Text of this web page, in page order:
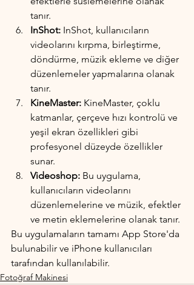
tanır.
InShot: InShot, kullanıcıların
videolarını kırpma, birleştirme,
döndürme, müzik ekleme ve diğer
düzenlemeler yapmalarına olanak
tanır.
KineMaster: KineMaster, çoklu
katmanlar, çerçeve hızı kontrolü ve
yeşil ekran özellikleri gibi
profesyonel düzeyde özellikler
sunar.
Videoshop: Bu uygulama,
kullanıcıların videolarını
düzenlemelerine ve müzik, efektler
ve metin eklemelerine olanak tanır.
Bu uygulamaların tamamı App Store'da
bulunabilir ve iPhone kullanıcıları
tarafından kullanılabilir.
Fotoğraf Makinesi